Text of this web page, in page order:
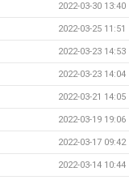
2022-03-30 13:40
2022-03-25 11:51
2022-03-23 14:53
2022-03-23 14:04
2022-03-21 14:05
2022-03-19 19:06
2022-03-17 09:42
2022-03-14 10:44